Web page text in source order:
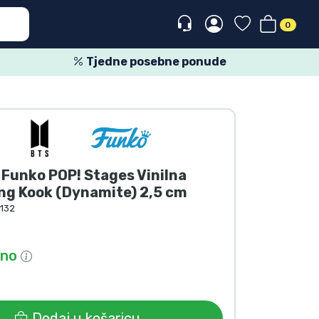
0
Tjedne posebne ponude
POP! Stages Vinilna
Kook (Dynamite) 2,5 cm